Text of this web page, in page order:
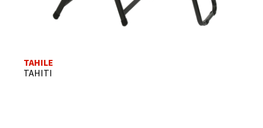
TAHILE
TAHITI